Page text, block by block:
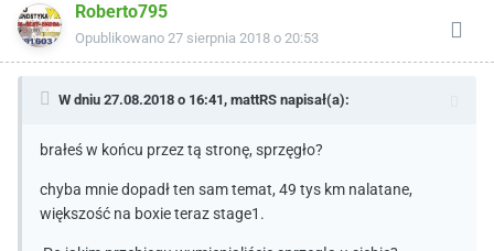
Roberto795
Opublikowano 27 sierpnia 2018 o 20:53
W dniu 27.08.2018 o 16:41, mattRS napisał(a):
brałeś w końcu przez tą stronę, sprzęgło?
chyba mnie dopadł ten sam temat, 49 tys km nalatane,
większość na boxie teraz stage1.